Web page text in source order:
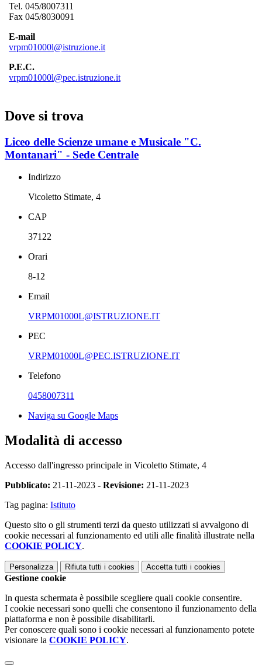
Tel. 045/8007311
Fax 045/8030091
E-mail
vrpm01000l@istruzione.it
P.E.C.
vrpm01000l@pec.istruzione.it
Dove si trova
Liceo delle Scienze umane e Musicale "C.
Montanari" - Sede Centrale
Indirizzo
Vicoletto Stimate, 4
CAP
37122
Orari
8-12
Email
VRPM01000L@ISTRUZIONE.IT
PEC
VRPM01000L@PEC.ISTRUZIONE.IT
Telefono
0458007311
Naviga su Google Maps
Modalità di accesso
Accesso dall'ingresso principale in Vicoletto Stimate, 4
Pubblicato: 21-11-2023 - Revisione: 21-11-2023
Tag pagina: Istituto
Questo sito o gli strumenti terzi da questo utilizzati si avvalgono di
cookie necessari al funzionamento ed utili alle finalità illustrate nella
COOKIE POLICY.
Personalizza Rifiuta tutti i cookies Accetta tutti i cookies
Gestione cookie
In questa schermata è possibile scegliere quali cookie consentire.
I cookie necessari sono quelli che consentono il funzionamento della
piattaforma e non è possibile disabilitarli.
Per conoscere quali sono i cookie necessari al funzionamento potete
visionare la COOKIE POLICY.